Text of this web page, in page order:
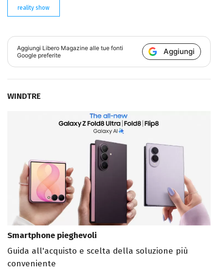
reality show
Aggiungi Libero Magazine alle tue fonti
Google preferite
Aggiungi
WINDTRE
Smartphone pieghevoli
Guida all'acquisto e scelta della soluzione più
conveniente